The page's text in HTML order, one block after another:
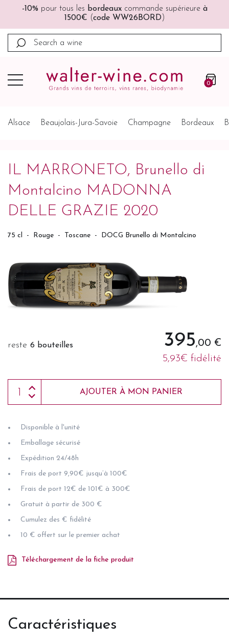
🚚🚚 Port offertà partir de 200€ (France, Allemagne,
Belgique, Pays-Bas)
0
Alsace Beaujolais-Jura-Savoie Champagne Bordeaux
IL MARRONETO, Brunello di
Montalcino MADONNA
DELLE GRAZIE 2020
75 cl - Rouge - Toscane - DOCG Brunello di Montalcino
reste 6 bouteilles 395,00 €
5,93€ fidélité
AJOUTER À MON PANIER
Disponible à l'unité
Emballage sécurisé
Expédition 24/48h
Frais de port 9,90€ jusqu’à 100€
Frais de port 12€ de 101€ à 300€
Gratuit à partir de 300 €
Cumulez des € fidélité
10 € offert sur le premier achat
Téléchargement de la fiche produit
Caractéristiques